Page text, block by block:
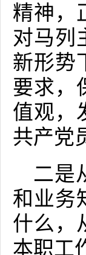
精神，
对马列
新形势
要求，
值观，
共产党
二是
和业务
什么，
本职工